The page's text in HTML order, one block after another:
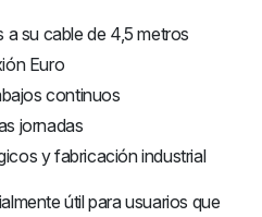
su cable de 4,5 metros
Euro
continuos
jornadas
y fabricación industrial
útil para usuarios que